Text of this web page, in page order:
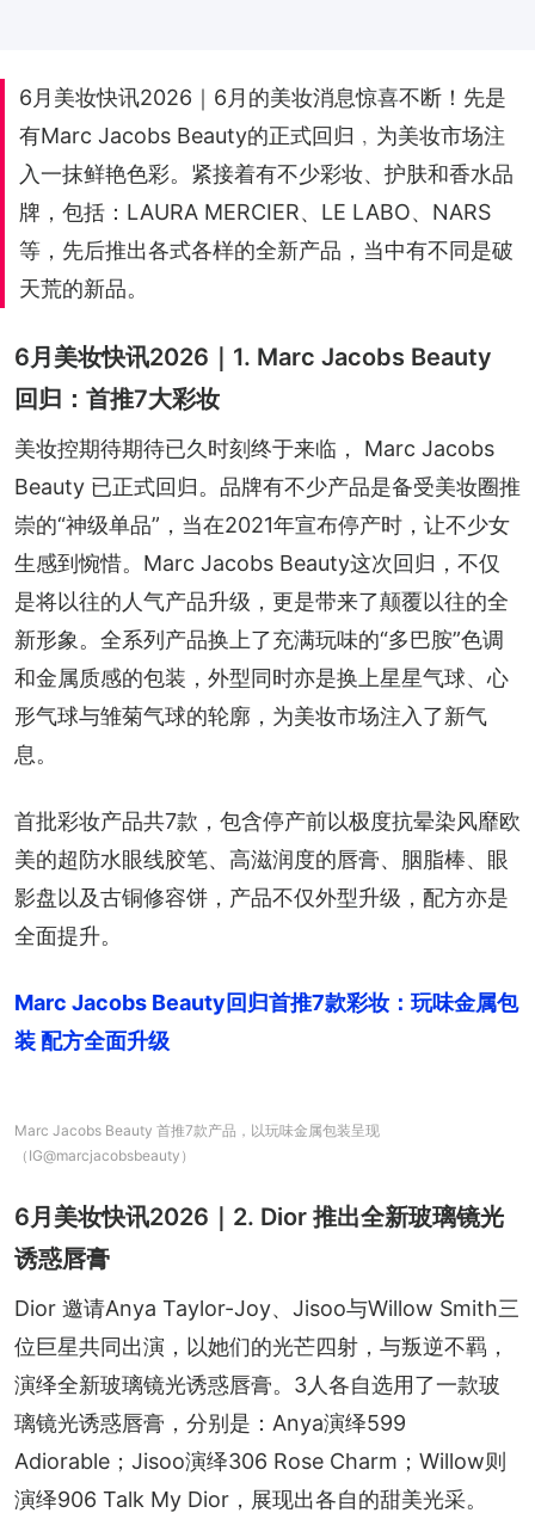
6月美妆快讯2026｜6月的美妆消息惊喜不断！先是
有Marc Jacobs Beauty的正式回归﹐为美妆市场注
入一抹鲜艳色彩。紧接着有不少彩妆、护肤和香水品
牌，包括：LAURA MERCIER、LE LABO、NARS
等，先后推出各式各样的全新产品，当中有不同是破
天荒的新品。
6月美妆快讯2026｜1. Marc Jacobs Beauty
回归：首推7大彩妆
美妆控期待期待已久时刻终于来临， Marc Jacobs
Beauty 已正式回归。品牌有不少产品是备受美妆圈推
崇的“神级单品”，当在2021年宣布停产时，让不少女
生感到惋惜。Marc Jacobs Beauty这次回归，不仅
是将以往的人气产品升级，更是带来了颠覆以往的全
新形象。全系列产品换上了充满玩味的“多巴胺”色调
和金属质感的包装，外型同时亦是换上星星气球、心
形气球与雏菊气球的轮廓，为美妆市场注入了新气
息。
首批彩妆产品共7款，包含停产前以极度抗晕染风靡欧
美的超防水眼线胶笔、高滋润度的唇膏、胭脂棒、眼
影盘以及古铜修容饼，产品不仅外型升级，配方亦是
全面提升。
Marc Jacobs Beauty回归首推7款彩妆：玩味金属包
装 配方全面升级
Marc Jacobs Beauty 首推7款产品，以玩味金属包装呈现
（IG@marcjacobsbeauty）
6月美妆快讯2026｜2. Dior 推出全新玻璃镜光
诱惑唇膏
Dior 邀请Anya Taylor-Joy、Jisoo与Willow Smith三
位巨星共同出演，以她们的光芒四射，与叛逆不羁，
演绎全新玻璃镜光诱惑唇膏。3人各自选用了一款玻
璃镜光诱惑唇膏，分别是：Anya演绎599
Adiorable；Jisoo演绎306 Rose Charm；Willow则
演绎906 Talk My Dior，展现出各自的甜美光采。